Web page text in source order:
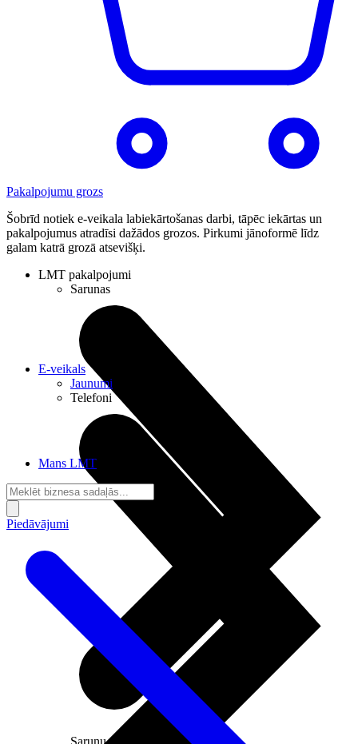
Pakalpojumu grozs
Šobrīd notiek e-veikala labiekārtošanas darbi, tāpēc iekārtas un
pakalpojumus atradīsi dažādos grozos. Pirkumi jānoformē līdz
galam katrā grozā atsevišķi.
LMT pakalpojumi
Sarunas
Sarunu pieslēgumi
E-veikals
Jaunumi
Telefoni
Mans LMT
Piedāvājumi